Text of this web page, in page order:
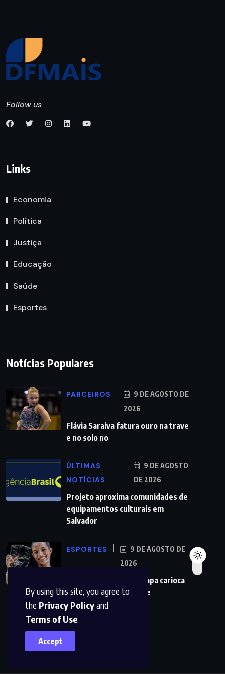
By using this site, you agree to
the Privacy Policyand
Terms of Use.
Accept
Follow us
Links
Economia
Política
Justiça
Educação
Saúde
Esportes
Notícias Populares
PARCEIROS
9 DE AGOSTO DE
2026
Flávia Saraiva fatura ouro na trave
e no solo no
ÚLTIMAS
NOTÍCIAS
9 DE AGOSTO
DE 2026
Projeto aproxima comunidades de
equipamentos culturais em
Salvador
ESPORTES
9 DE AGOSTO DE
2026
Rayssa é campeã da etapa carioca
da Liga Internacional de